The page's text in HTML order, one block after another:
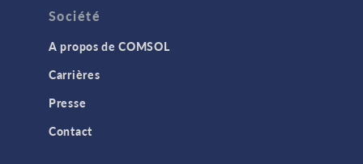
Société
A propos de COMSOL
Carrières
Presse
Contact